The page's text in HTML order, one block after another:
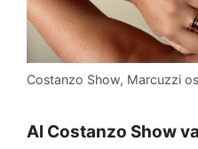
Costanzo Show, Marcuzzi
Al Costanzo Show